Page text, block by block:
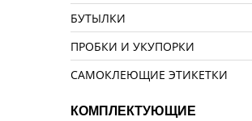
БУТЫЛКИ
ПРОБКИ И УКУПОРКИ
САМОКЛЕЮЩИЕ ЭТИКЕТКИ
КОМПЛЕКТУЮЩИЕ